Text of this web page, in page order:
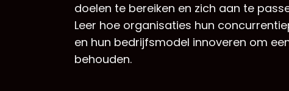
doelen te bereiken en zich aan te
Leer hoe organisaties hun
en hun bedrijfsmodel innoveren om
behouden.